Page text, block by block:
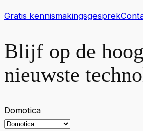
Gratis kennismakingsgesprek
Blijf op de
nieuwste
Domotica